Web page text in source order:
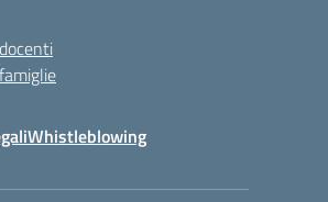
Whistleblowing